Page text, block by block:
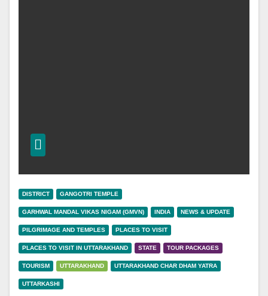
DISTRICT GANGOTRI TEMPLE
GARHWAL MANDAL VIKAS NIGAM (GMVN) INDIA NEWS & UPDATE
PILGRIMAGE AND TEMPLES PLACES TO VISIT
PLACES TO VISIT IN UTTARAKHAND STATE TOUR PACKAGES
TOURISM UTTARAKHAND UTTARAKHAND CHAR DHAM YATRA
UTTARKASHI